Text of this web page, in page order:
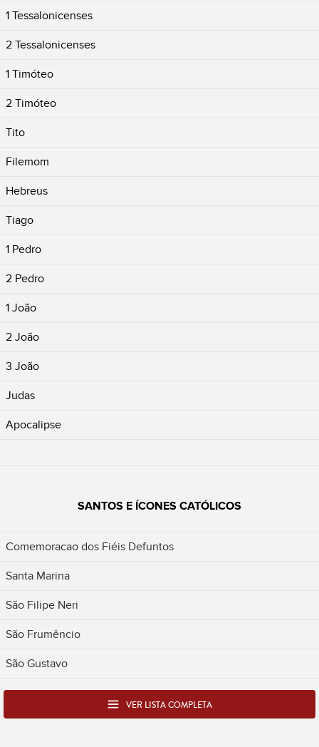
1 Tessalonicenses
2 Tessalonicenses
1 Timóteo
2 Timóteo
Tito
Filemom
Hebreus
Tiago
1 Pedro
2 Pedro
1 João
2 João
3 João
Judas
Apocalipse
SANTOS E ÍCONES CATÓLICOS
Comemoracao dos Fiéis Defuntos
Santa Marina
São Filipe Neri
São Frumêncio
São Gustavo
VER LISTA COMPLETA